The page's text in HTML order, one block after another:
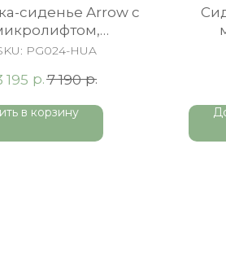
сиденье Arrow c
PG024-HUA
195 р. 7 190 р.
в корзину